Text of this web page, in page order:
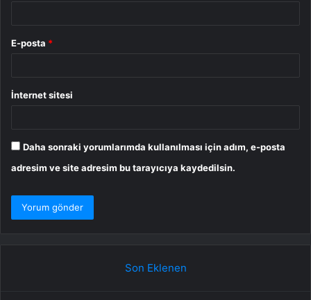
E-posta *
İnternet sitesi
Daha sonraki yorumlarımda kullanılması için adım, e-posta
adresim ve site adresim bu tarayıcıya kaydedilsin.
Son Eklenen